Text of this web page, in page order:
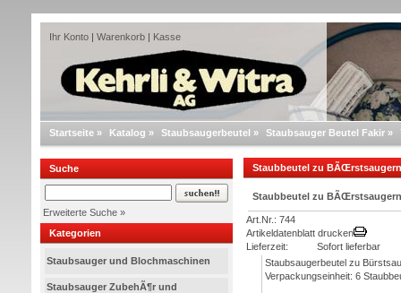
Ihr Konto | Warenkorb | Kasse
Startseite » Katalog » Staubsaugerbeutel » Staubsauger Beutel Fakir »
Suche
Erweiterte Suche »
Kategorien
Staubsauger und Blochmaschinen
Staubsauger ZubehÃ¶r und
Staubbeutel zu BÃŒrstsaugern
Staubbeutel zu BÃŒrstsaugern
Art.Nr.: 744
Artikeldatenblatt drucken
Lieferzeit:
Sofort lieferbar
Staubsaugerbeutel zu
Verpackungseinheit: 6